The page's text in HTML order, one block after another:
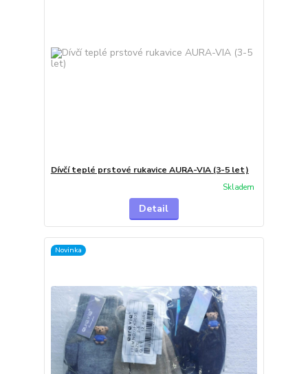
Dívčí teplé prstové rukavice AURA-VIA (3-5 let)
Skladem
Detail
Novinka